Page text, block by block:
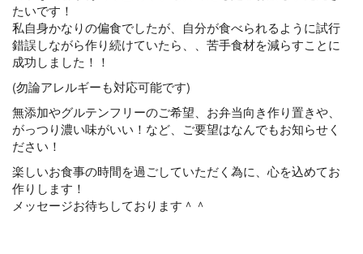
たいです！
私自身かなりの偏食でしたが、自分が食べられるように試行
錯誤しながら作り続けていたら、、苦手食材を減らすことに
成功しました！！
(勿論アレルギーも対応可能です)
無添加やグルテンフリーのご希望、お弁当向き作り置きや、
がっつり濃い味がいい！など、ご要望はなんでもお知らせく
ださい！
楽しいお食事の時間を過ごしていただく為に、心を込めてお
作りします！
メッセージお待ちしております＾＾